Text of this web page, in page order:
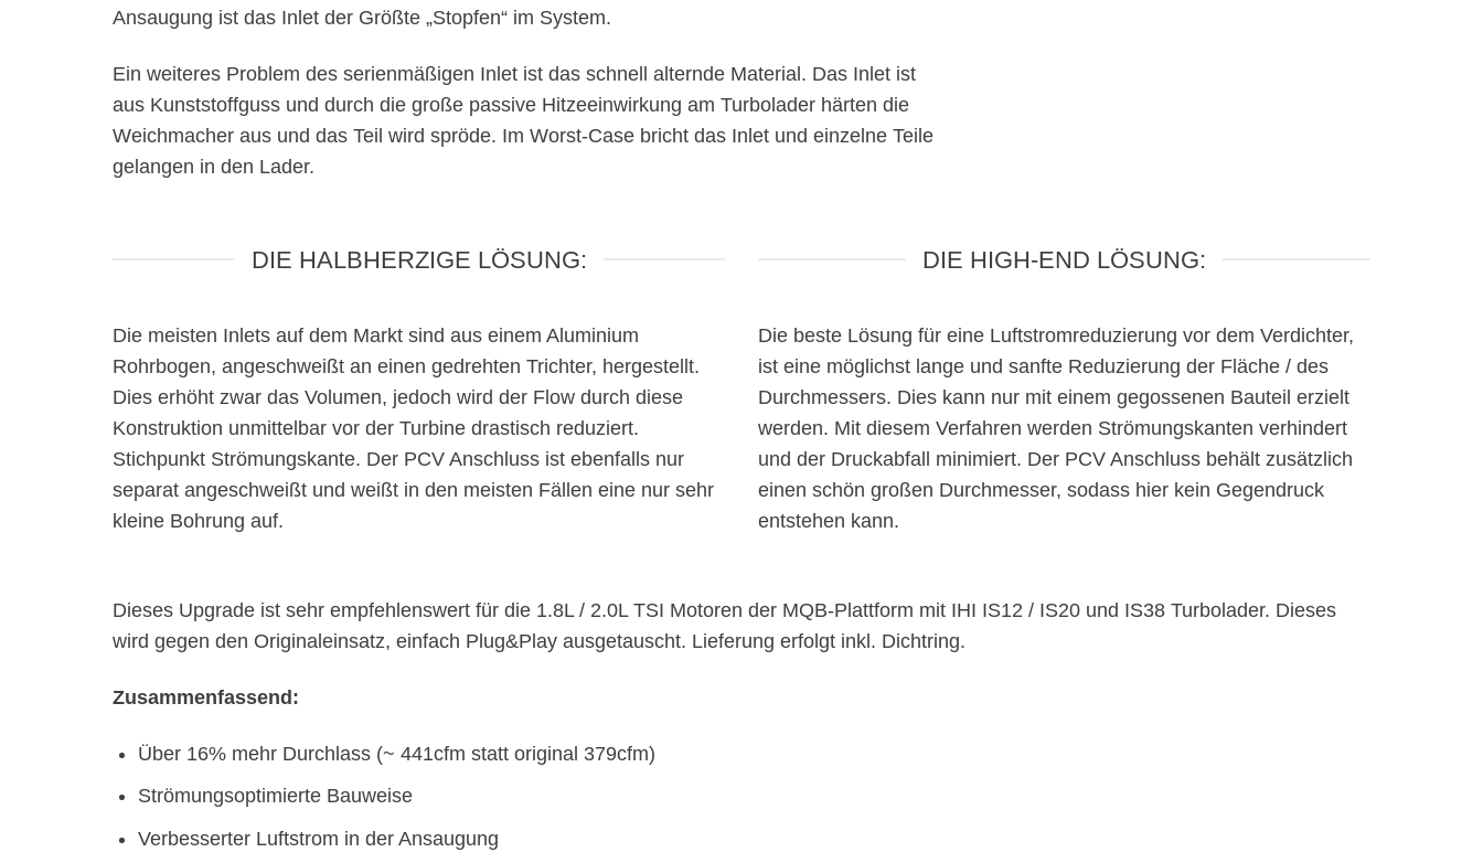
Ansaugung ist das Inlet der Größte „Stopfen“ im System.
Ein weiteres Problem des serienmäßigen Inlet ist das schnell alternde Material. Das Inlet ist
aus Kunststoffguss und durch die große passive Hitzeeinwirkung am Turbolader härten die
Weichmacher aus und das Teil wird spröde. Im Worst-Case bricht das Inlet und einzelne Teile
gelangen in den Lader.
DIE HALBHERZIGE LÖSUNG:
Die meisten Inlets auf dem Markt sind aus einem Aluminium
Rohrbogen, angeschweißt an einen gedrehten Trichter, hergestellt.
Dies erhöht zwar das Volumen, jedoch wird der Flow durch diese
Konstruktion unmittelbar vor der Turbine drastisch reduziert.
Stichpunkt Strömungskante. Der PCV Anschluss ist ebenfalls nur
separat angeschweißt und weißt in den meisten Fällen eine nur sehr
kleine Bohrung auf.
DIE HIGH-END LÖSUNG:
Die beste Lösung für eine Luftstromreduzierung vor dem Verdichter,
ist eine möglichst lange und sanfte Reduzierung der Fläche / des
Durchmessers. Dies kann nur mit einem gegossenen Bauteil erzielt
werden. Mit diesem Verfahren werden Strömungskanten verhindert
und der Druckabfall minimiert. Der PCV Anschluss behält zusätzlich
einen schön großen Durchmesser, sodass hier kein Gegendruck
entstehen kann.
Dieses Upgrade ist sehr empfehlenswert für die 1.8L / 2.0L TSI Motoren der MQB-Plattform mit IHI IS12 / IS20 und IS38 Turbolader. Dieses
wird gegen den Originaleinsatz, einfach Plug&Play ausgetauscht. Lieferung erfolgt inkl. Dichtring.
Zusammenfassend:
Über 16% mehr Durchlass (~ 441cfm statt original 379cfm)
Strömungsoptimierte Bauweise
Verbesserter Luftstrom in der Ansaugung